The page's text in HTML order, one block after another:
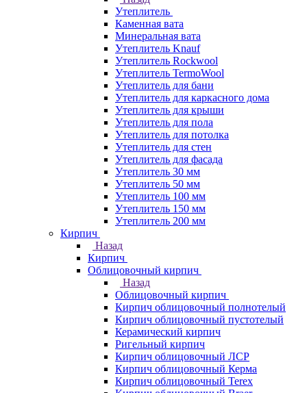
Утеплитель
Каменная вата
Минеральная вата
Утеплитель Knauf
Утеплитель Rockwool
Утеплитель TermoWool
Утеплитель для бани
Утеплитель для каркасного дома
Утеплитель для крыши
Утеплитель для пола
Утеплитель для потолка
Утеплитель для стен
Утеплитель для фасада
Утеплитель 30 мм
Утеплитель 50 мм
Утеплитель 100 мм
Утеплитель 150 мм
Утеплитель 200 мм
Кирпич
Назад
Кирпич
Облицовочный кирпич
Назад
Облицовочный кирпич
Кирпич облицовочный полнотелый
Кирпич облицовочный пустотелый
Керамический кирпич
Ригельный кирпич
Кирпич облицовочный ЛСР
Кирпич облицовочный Керма
Кирпич облицовочный Terex